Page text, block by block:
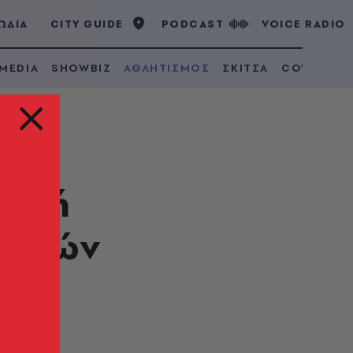
CITY GUIDE PODCAST VOICE RADIO
SHOWBIZ ΑΘΛΗΤΙΣΜΟΣ ΣΚΙΤΣΑ COVID 19